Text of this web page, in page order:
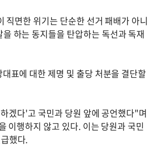
직면한 위기는 단순한 선거 패배가 아니
하는 동지들을 탄압하는 독선과 독재
표에 대한 제명 및 출당 처분을 결단할
겠다'고 국민과 당원 앞에 공언했다"며
이행하지 않고 있다. 이는 당원과 국민
했다.